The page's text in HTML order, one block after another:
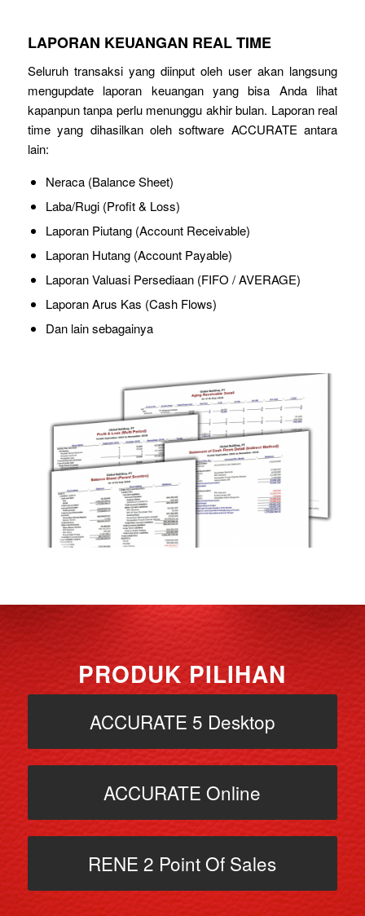
LAPORAN KEUANGAN REAL TIME
Seluruh transaksi yang diinput oleh user akan langsung
mengupdate laporan keuangan yang bisa Anda lihat
kapanpun tanpa perlu menunggu akhir bulan. Laporan real
time yang dihasilkan oleh software ACCURATE antara
lain:
Neraca (Balance Sheet)
Laba/Rugi (Profit & Loss)
Laporan Piutang (Account Receivable)
Laporan Hutang (Account Payable)
Laporan Valuasi Persediaan (FIFO / AVERAGE)
Laporan Arus Kas (Cash Flows)
Dan lain sebagainya
PRODUK PILIHAN
ACCURATE 5 Desktop
ACCURATE Online
RENE 2 Point Of Sales